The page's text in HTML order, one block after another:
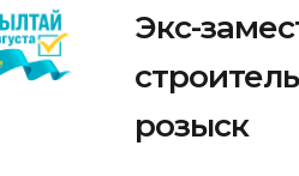
Экс-
розыск